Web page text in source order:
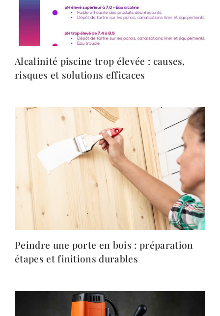
Alcalinité piscine trop élevée : causes,
risques et solutions efficaces
Peindre une porte en bois : préparation
étapes et finitions durables